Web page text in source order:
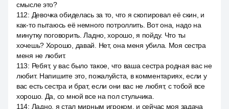
смысле это?
112: Девочка обиделась за то, что я скопировал её скин, и
как-то пытаюсь её немного потроллить. Вот она, надо на
минутку поговорить. Ладно, хорошо, я пойду. Что ты
хочешь? Хорошо, давай. Нет, она меня убила. Моя сестра
меня не любит.
113: Ребят, у вас было такое, что ваша сестра родная вас не
любит. Напишите это, пожалуйста, в комментариях, если у
вас есть сестра и брат, если они вас не любят, с тобой все
хорошо. Да, со мной все на пол стульчика.
114: Ладно, я стал мирным игроком, и сейчас моя задача